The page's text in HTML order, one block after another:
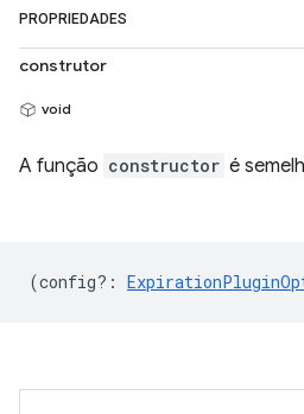
PROPRIEDADES
construtor
void
A função constructor é
(config? :